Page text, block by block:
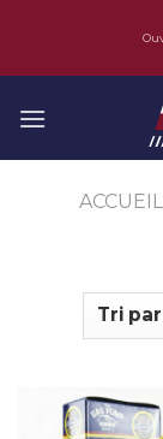
content
ACCUEIL